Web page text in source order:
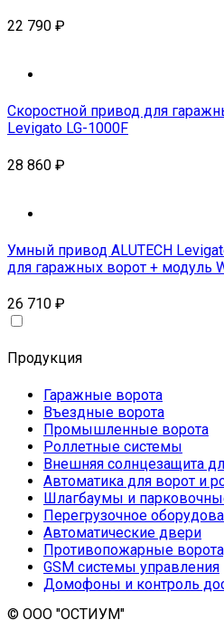
22 790 ₽
Скоростной привод для
Levigato LG-1000F
28 860 ₽
Умный привод ALUTECH
для гаражных ворот + модуль
26 710 ₽
Продукция
Гаражные ворота
Въездные ворота
Промышленные ворота
Роллетные системы
Внешняя солнцезащита
Автоматика для ворот и
Шлагбаумы и
Перегрузочное
Автоматические двери
Противопожарные
GSM системы управления
Домофоны и контроль
© ООО "ОСТИУМ"